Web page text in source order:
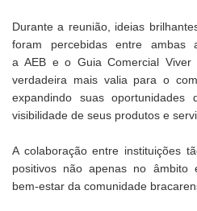
Durante a reunião, ideias
foram percebidas entre ambas
a AEB e o Guia Comercial
verdadeira mais valia para o
expandindo suas
visibilidade de seus produtos e
A colaboração entre instituições
positivos não apenas no âmbito
bem-estar da comunidade